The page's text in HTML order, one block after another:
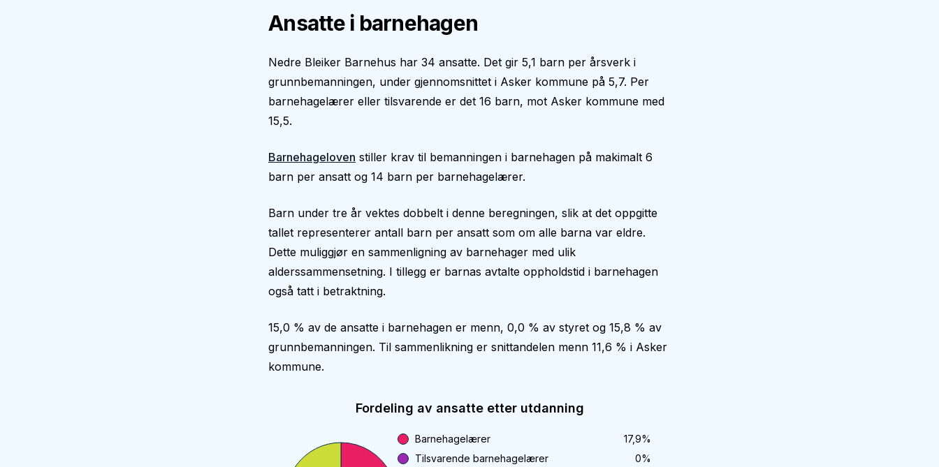
Ansatte i barnehagen
Nedre Bleiker Barnehus har 34 ansatte. Det gir 5,1 barn per årsverk i
grunnbemanningen, under gjennomsnittet i Asker kommune på 5,7. Per
barnehagelærer eller tilsvarende er det 16 barn, mot Asker kommune med
15,5.
Barnehageloven stiller krav til bemanningen i barnehagen på makimalt 6
barn per ansatt og 14 barn per barnehagelærer.
Barn under tre år vektes dobbelt i denne beregningen, slik at det oppgitte
tallet representerer antall barn per ansatt som om alle barna var eldre.
Dette muliggjør en sammenligning av barnehager med ulik
alderssammensetning. I tillegg er barnas avtalte oppholdstid i barnehagen
også tatt i betraktning.
15,0 % av de ansatte i barnehagen er menn, 0,0 % av styret og 15,8 % av
grunnbemanningen. Til sammenlikning er snittandelen menn 11,6 % i Asker
kommune.
Fordeling av ansatte etter utdanning
Barnehagelærer 17,9%
Tilsvarende barnehagelærer
0%